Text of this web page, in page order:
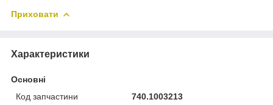
Приховати
Характеристики
Основні
Код запчастини
740.1003213